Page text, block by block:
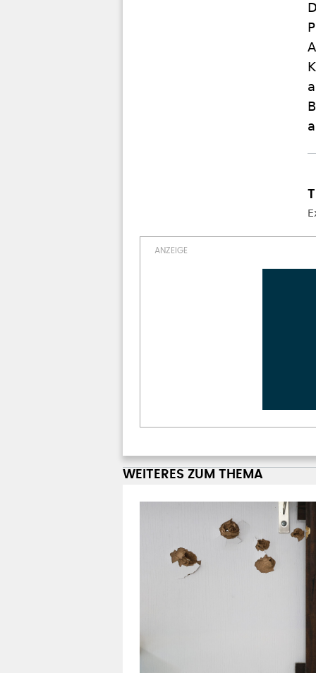
WEITERES ZUM THEMA